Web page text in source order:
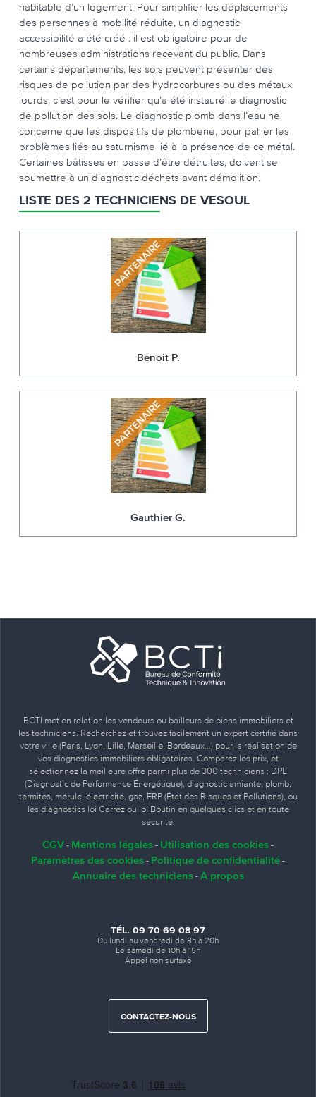
habitable d’un logement. Pour simplifier les déplacements
des personnes à mobilité réduite, un diagnostic
accessibilité a été créé : il est obligatoire pour de
nombreuses administrations recevant du public. Dans
certains départements, les sols peuvent présenter des
risques de pollution par des hydrocarbures ou des métaux
lourds, c’est pour le vérifier qu’a été instauré le diagnostic
de pollution des sols. Le diagnostic plomb dans l’eau ne
concerne que les dispositifs de plomberie, pour pallier les
problèmes liés au saturnisme lié à la présence de ce métal.
Certaines bâtisses en passe d’être détruites, doivent se
soumettre à un diagnostic déchets avant démolition.
LISTE DES 2 TECHNICIENS DE VESOUL
Benoit P.
Gauthier G.
BCTI met en relation les vendeurs ou bailleurs de biens immobiliers et
les techniciens. Recherchez et trouvez facilement un expert certifié dans
votre ville (Paris, Lyon, Lille, Marseille, Bordeaux…) pour la réalisation de
vos diagnostics immobiliers obligatoires. Comparez les prix, et
sélectionnez la meilleure offre parmi plus de 300 techniciens : DPE
(Diagnostic de Performance Énergétique), diagnostic amiante, plomb,
termites, mérule, électricité, gaz, ERP (État des Risques et Pollutions), ou
les diagnostics loi Carrez ou loi Boutin en quelques clics et en toute
sécurité.
CGV - Mentions légales - Utilisation des cookies -
Paramètres des cookies - Politique de confidentialité -
Annuaire des techniciens- A propos
TÉL. 09 70 69 08 97
Du lundi au vendredi de 8h à 20h
Le samedi de 10h à 15h
Appel non surtaxé
CONTACTEZ-NOUS